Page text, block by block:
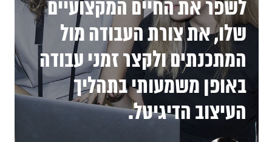
לשפר את החיים המקצועיים
שלו, את צורת העבודה מול
המתכנתים ולקצר זמני עבודה
באופן משמעותי בתהליך
העיצוב הדיגיטל.